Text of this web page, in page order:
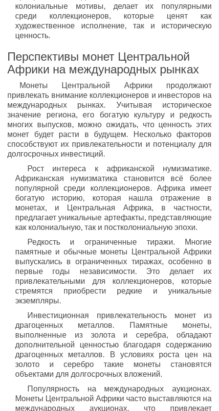
колониальные мотивы, делает их популярными
среди коллекционеров, которые ценят как
художественное исполнение, так и историческую
ценность.
Перспективы монет Центральной
Африки на международных рынках
Монеты Центральной Африки продолжают
привлекать внимание коллекционеров и инвесторов на
международных рынках. Учитывая историческое
значение региона, его богатую культуру и редкость
многих выпусков, можно ожидать, что ценность этих
монет будет расти в будущем. Несколько факторов
способствуют их привлекательности и потенциалу для
долгосрочных инвестиций.
Рост интереса к африканской нумизматике.
Африканская нумизматика становится всё более
популярной среди коллекционеров. Африка имеет
богатую историю, которая нашла отражение в
монетах, и Центральная Африка, в частности,
предлагает уникальные артефакты, представляющие
как колониальную, так и постколониальную эпохи.
Редкость и ограниченные тиражи. Многие
памятные и обычные монеты Центральной Африки
выпускались в ограниченных тиражах, особенно в
первые годы независимости. Это делает их
привлекательными для коллекционеров, которые
стремятся приобрести редкие и уникальные
экземпляры.
Инвестиционная привлекательность монет из
драгоценных металлов. Памятные монеты,
выполненные из золота и серебра, обладают
дополнительной ценностью благодаря содержанию
драгоценных металлов. В условиях роста цен на
золото и серебро такие монеты становятся
объектами для долгосрочных вложений.
Популярность на международных аукционах.
Монеты Центральной Африки часто выставляются на
международных аукционах, что привлекает